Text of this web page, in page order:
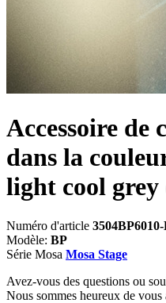
Accessoire de
dans la
light cool grey
Numéro d'article
Modèle: BP
Série Mosa Mosa Stage
Avez-vous des questions ou
Nous sommes heureux de vous